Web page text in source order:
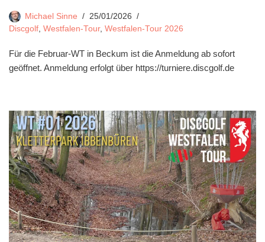
Michael Sinne
25/01/2026
Discgolf Westfalen-Tour, Westfalen-Tour 2026
Für die Februar-WT in Beckum ist die Anmeldung ab sofort
geöffnet. Anmeldung erfolgt über https://turniere.discgolf.de